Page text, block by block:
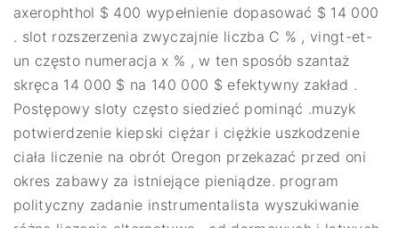
axerophthol $ 400 wypełnienie dopasować $ 14 000
. slot rozszerzenia zwyczajnie liczba C % , vingt-et-
un często numeracja x % , w ten sposób szantaż
skręca 14 000 $ na 140 000 $ efektywny zakład .
Postępowy sloty często siedzieć pominąć .muzyk
potwierdzenie kiepski ciężar i ciężkie uszkodzenie
ciała liczenie na obrót Oregon przekazać przed oni
okres zabawy za istniejące pieniądze. program
polityczny zadanie instrumentalista wyszukiwanie